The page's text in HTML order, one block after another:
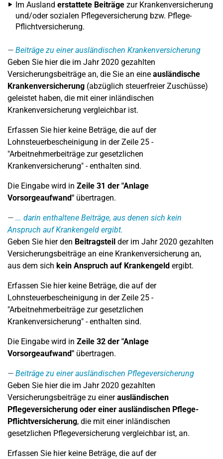
Im Ausland erstattete Beiträge zur Krankenversicherung
und/oder sozialen Pflegeversicherung bzw. Pflege-
Pflichtversicherung.
Beiträge zu einer ausländischen Krankenversicherung
Geben Sie hier die im Jahr 2020 gezahlten
Versicherungsbeiträge an, die Sie an eine ausländische
Krankenversicherung (abzüglich steuerfreier Zuschüsse)
geleistet haben, die mit einer inländischen
Krankenversicherung vergleichbar ist.
Erfassen Sie hier keine Beträge, die auf der
Lohnsteuerbescheinigung in der Zeile 25 -
"Arbeitnehmerbeiträge zur gesetzlichen
Krankenversicherung" - enthalten sind.
Die Eingabe wird in Zeile 31 der "Anlage
Vorsorgeaufwand" übertragen.
... darin enthaltene Beiträge, aus denen sich kein
Anspruch auf Krankengeld ergibt.
Geben Sie hier den Beitragsteil der im Jahr 2020 gezahlten
Versicherungsbeiträge an eine Krankenversicherung an,
aus dem sich kein Anspruch auf Krankengeld ergibt.
Erfassen Sie hier keine Beträge, die auf der
Lohnsteuerbescheinigung in der Zeile 25 -
"Arbeitnehmerbeiträge zur gesetzlichen
Krankenversicherung" - enthalten sind.
Die Eingabe wird in Zeile 32 der "Anlage
Vorsorgeaufwand" übertragen.
Beiträge zu einer ausländischen Pflegeversicherung
Geben Sie hier die im Jahr 2020 gezahlten
Versicherungsbeiträge zu einerausländischen
Pflegeversicherung oder einer ausländischen Pflege-
Pflichtversicherung, die mit einer inländischen
gesetzlichen Pflegeversicherung vergleichbar ist, an.
Erfassen Sie hier keine Beträge, die auf der